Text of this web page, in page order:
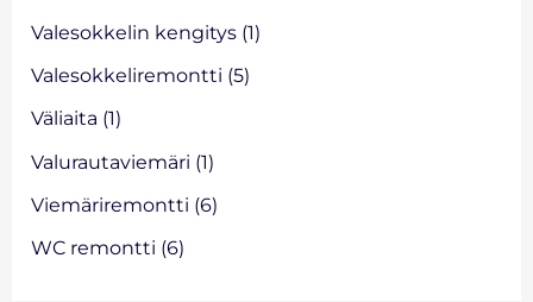
Valesokkelin kengitys (1)
Valesokkeliremontti (5)
Väliaita (1)
Valurautaviemäri (1)
Viemäriremontti (6)
WC remontti (6)